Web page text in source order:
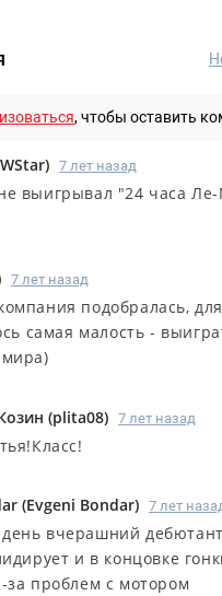
, чтобы оставить
) 7 лет назад
выигрывал "24 часа
7 лет назад
подобралась,
самая малость -
(plita08) 7 лет назад
(Evgeni Bondar) 7 лет
вчерашний дебютант
и в концовке
за проблем с мотором